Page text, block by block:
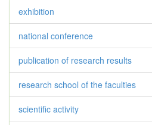
exhibition
national conference
publication of research results
research school of the faculties
scientific activity